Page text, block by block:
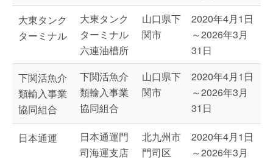
大東タンク
ターミナル
大東タンク
ターミナル
六連油槽所
山口県下
関市
2020年4月1日
～2026年3月
31日
下関活魚介
類輸入事業
協同組合
下関活魚介
類輸入事業
協同組合
山口県下
関市
2020年4月1日
～2026年3月
31日
日本通運
日本通運門
司海運支店
北九州市
門司区
2020年4月1日
～2026年3月